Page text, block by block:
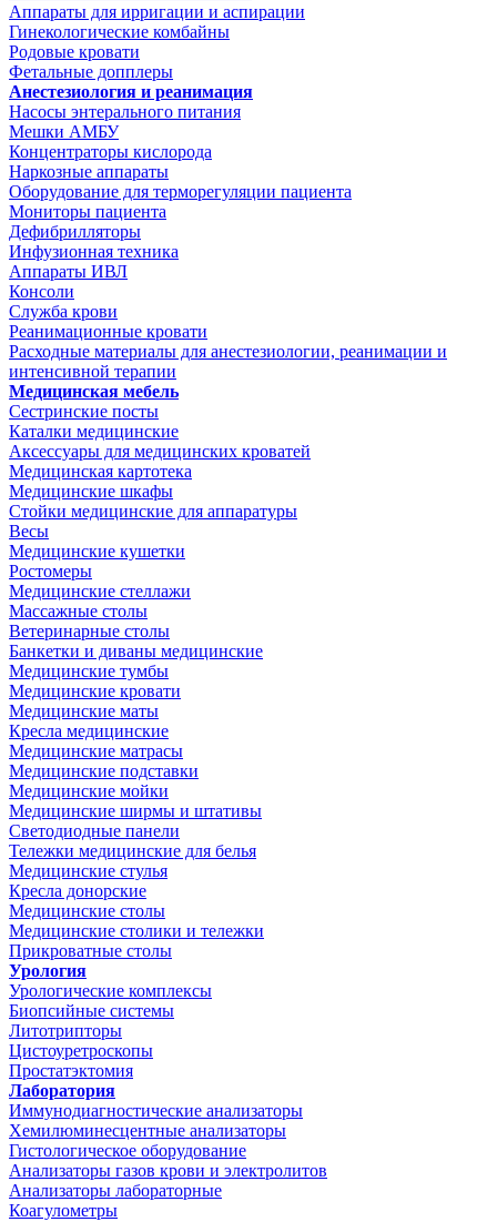
Аппараты для ирригации и аспирации
Гинекологические комбайны
Родовые кровати
Фетальные допплеры
Анестезиология и реанимация
Насосы энтерального питания
Мешки АМБУ
Концентраторы кислорода
Наркозные аппараты
Оборудование для терморегуляции пациента
Мониторы пациента
Дефибрилляторы
Инфузионная техника
Аппараты ИВЛ
Консоли
Служба крови
Реанимационные кровати
Расходные материалы для анестезиологии, реанимации и
интенсивной терапии
Медицинская мебель
Сестринские посты
Каталки медицинские
Аксессуары для медицинских кроватей
Медицинская картотека
Медицинские шкафы
Стойки медицинские для аппаратуры
Весы
Медицинские кушетки
Ростомеры
Медицинские стеллажи
Массажные столы
Ветеринарные столы
Банкетки и диваны медицинские
Медицинские тумбы
Медицинские кровати
Медицинские маты
Кресла медицинские
Медицинские матрасы
Медицинские подставки
Медицинские мойки
Медицинские ширмы и штативы
Светодиодные панели
Тележки медицинские для белья
Медицинские стулья
Кресла донорские
Медицинские столы
Медицинские столики и тележки
Прикроватные столы
Урология
Урологические комплексы
Биопсийные системы
Литотрипторы
Цистоуретроскопы
Простатэктомия
Лаборатория
Иммунодиагностические анализаторы
Хемилюминесцентные анализаторы
Гистологическое оборудование
Анализаторы газов крови и электролитов
Анализаторы лабораторные
Коагулометры